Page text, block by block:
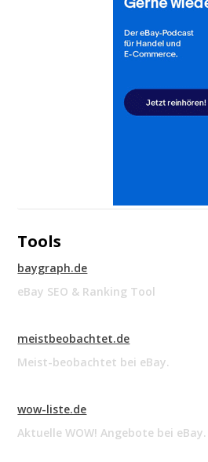
Tools
baygraph.de
eBay SEO & Ranking Tool
meistbeobachtet.de
Meist-beobachtet bei eBay.
wow-liste.de
Aktuelle WOW! Angebote bei eBay.